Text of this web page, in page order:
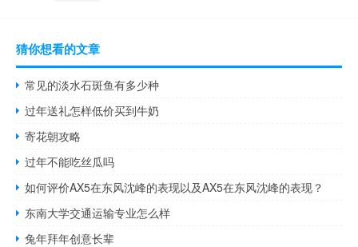
猜你想看的文章
常见的淡水石斑鱼有多少种
过年送礼怎样低价买到牛奶
寄花朝攻略
过年不能吃丝瓜吗
如何评价AX5在东风沈峰的表现以及AX5在东风沈峰的表现？
东南大学交通运输专业怎么样
兔年拜年创意长辈